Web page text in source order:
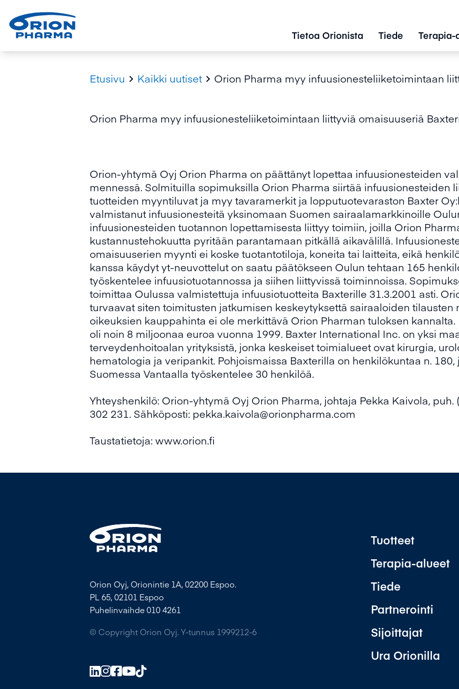
Tietoa Orionista Tiede Terapia-
Etusivu  Kaikki uutiset  Orion Pharma myy infuusionesteliiketoimintaan
Orion Pharma myy infuusionesteliiketoimintaan liittyviä omaisuuseriä
Orion-yhtymä Oyj Orion Pharma on päättänyt lopettaa infuusionesteiden
mennessä. Solmituilla sopimuksilla Orion Pharma siirtää infuusionesteiden
tuotteiden myyntiluvat ja myy tavaramerkit ja lopputuotevaraston Baxter
valmistanut infuusionesteitä yksinomaan Suomen sairaalamarkkinoille
infuusionesteiden tuotannon lopettamisesta liittyy toimiin, joilla Orion
kustannustehokuutta pyritään parantamaan pitkällä aikavälillä.
omaisuuserien myynti ei koske tuotantotiloja, koneita tai laitteita, eikä
kanssa käydyt yt-neuvottelut on saatu päätökseen Oulun tehtaan 165
työskentelee infuusiotuotannossa ja siihen liittyvissä toiminnoissa.
toimittaa Oulussa valmistettuja infuusiotuotteita Baxterille 31.3.2001 asti.
turvaavat siten toimitusten jatkumisen keskeytyksettä sairaaloiden tilausten
oikeuksien kauppahinta ei ole merkittävä Orion Pharman tuloksen
oli noin 8 miljoonaa euroa vuonna 1999. Baxter International Inc. on yksi
terveydenhoitoalan yrityksistä, jonka keskeiset toimialueet ovat kirurgia,
hematologia ja veripankit. Pohjoismaissa Baxterilla on henkilökuntaa n. 180,
Suomessa Vantaalla työskentelee 30 henkilöä.
Yhteyshenkilö: Orion-yhtymä Oyj Orion Pharma, johtaja Pekka Kaivola,
302 231. Sähköposti: pekka.kaivola@orionpharma.com
Taustatietoja:www.orion.fi
Orion Oyj, Orionintie 1A, 02200 Espoo.
PL 65, 02101 Espoo
Puhelinvaihde 010 4261
© Copyright Orion Oyj. Y-tunnus 1999212-6
Tuotteet
Terapia-alueet
Tiede
Partnerointi
Sijoittajat
Ura Orionilla